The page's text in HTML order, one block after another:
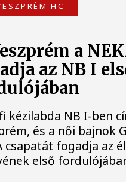
HC
a
az NB I
kézilabda NB I-ben
és a női bajnok
csapatát fogadja az
első